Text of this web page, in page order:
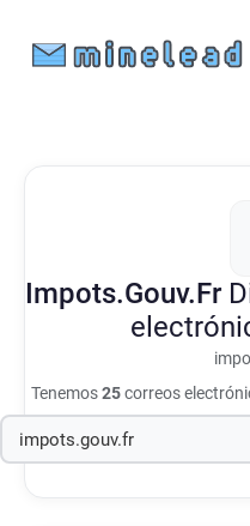
Impots.Gouv.Fr
Tenemos25correos